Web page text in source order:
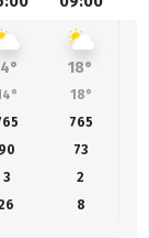
18°
18°
765
90 73
3
2
8